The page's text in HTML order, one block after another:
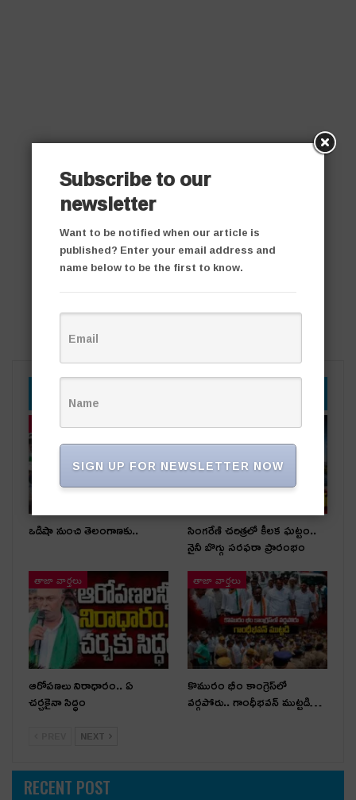
YOU MIGHT ALSO LIKE
తాజా వార్తలు
ఒడిషా నుంచి తెలంగాణ‌కు..
తాజా వార్తలు
సింగరేణి చరిత్రలో కీలక ఘట్టం..
నైనీ బొగ్గు సరఫరా ప్రారంభం
తాజా వార్తలు
ఆరోపణలు నిరాధారం.. ఏ
చర్చకైనా సిద్ధం
తాజా వార్తలు
కొమురం భీం కాంగ్రెస్‌లో
వర్గపోరు.. గాంధీభవన్ ముట్టడి…
NEXT
RECENT POST
Subscribe to our
newsletter
Want to be notified when our article is
published? Enter your email address and
name below to be the first to know.
SIGN UP FOR NEWSLETTER NOW